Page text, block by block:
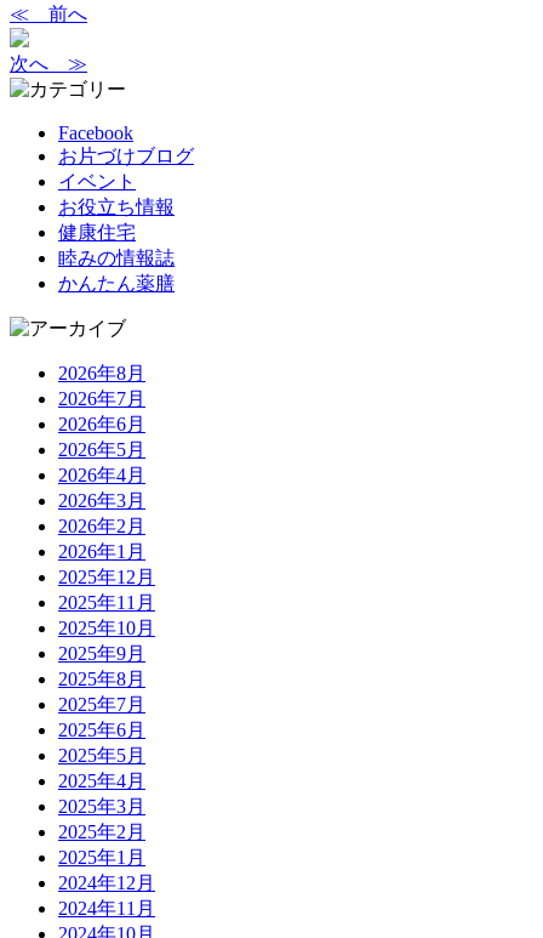
≪ 前へ
次へ ≫
Facebook
お片づけブログ
イベント
お役立ち情報
健康住宅
睦みの情報誌
かんたん薬膳
2026年8月
2026年7月
2026年6月
2026年5月
2026年4月
2026年3月
2026年2月
2026年1月
2025年12月
2025年11月
2025年10月
2025年9月
2025年8月
2025年7月
2025年6月
2025年5月
2025年4月
2025年3月
2025年2月
2025年1月
2024年12月
2024年11月
2024年10月